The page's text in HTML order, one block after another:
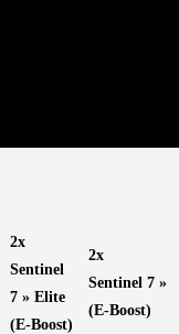
2x
Sentinel
7 » Elite
(E-Boost)
2x
Sentinel 7 »
(E-Boost)